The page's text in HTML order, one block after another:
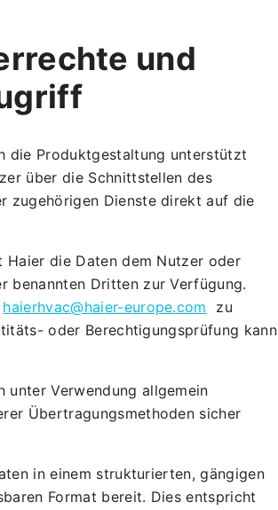
und
die Produktgestaltung unterstützt
über die Schnittstellen des
zugehörigen Dienste direkt auf die
Haier die Daten dem Nutzer oder
benannten Dritten zur Verfügung.
haierhvac@haier-europe.com zu
oder Berechtigungsprüfung kann
unter Verwendung allgemein
Übertragungsmethoden sicher
in einem strukturierten, gängigen
Format bereit. Dies entspricht